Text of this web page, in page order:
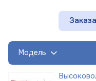
Модель